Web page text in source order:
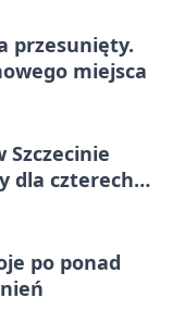
przesunięty.
miejsca
Szczecinie
dla czterech
po ponad